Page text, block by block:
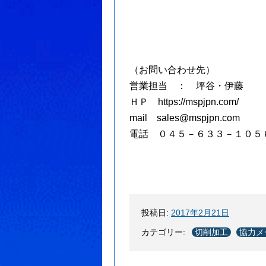
（お問い合わせ先）
営業担当 ： 坪谷・伊藤
ＨＰ https://mspjpn.com/
mail sales@mspjpn.com
電話 ０４５－６３３－１０５
投稿日: 2017年2月21日
カテゴリー: 切削加工 協力